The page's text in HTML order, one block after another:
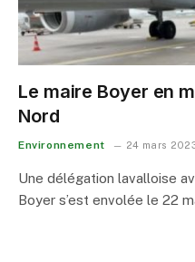
Le maire Boyer en
Nord
Environnement 24 mars
Une délégation lavalloise
Boyer s’est envolée le 22